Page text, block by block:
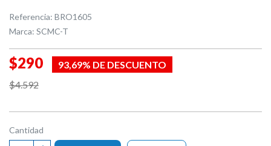
Referencia: BRO1605
Marca: SCMC-T
$290
93,69% DE DESCUENTO
$4.592
Cantidad